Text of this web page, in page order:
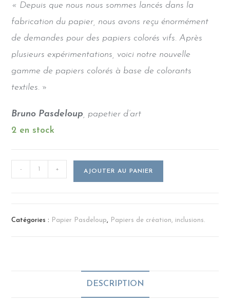
« Depuis que nous nous sommes lancés dans la
fabrication du papier, nous avons reçu énormément
de demandes pour des papiers colorés vifs. Après
plusieurs expérimentations, voici notre nouvelle
gamme de papiers colorés à base de colorants
textiles. »
Bruno Pasdeloup , papetier d’art
2 en stock
- + AJOUTER AU PANIER
Catégories : Papier Pasdeloup, Papiers de création, inclusions.
DESCRIPTION